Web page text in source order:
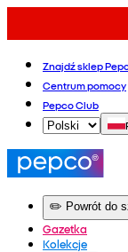
Znajdź sklep
Centrum pomocy
Pepco Club
✏️ Powrót do
Gazetka
Kolekcje